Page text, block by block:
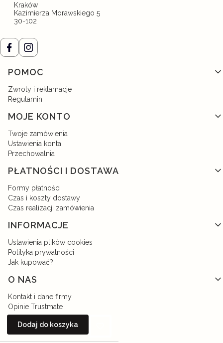
Kraków
Kazimierza Morawskiego 5
30-102
Linki w stopce
POMOC
Zwroty i reklamacje
Regulamin
MOJE KONTO
Twoje zamówienia
Ustawienia konta
Przechowalnia
PŁATNOŚCI I DOSTAWA
Formy płatności
Czas i koszty dostawy
Czas realizacji zamówienia
INFORMACJE
Ustawienia plików cookies
Polityka prywatności
Jak kupować?
O NAS
Kontakt i dane firmy
Opinie Trustmate
O firmie
Nagrody i wyróżnienia
Dodaj do koszyka